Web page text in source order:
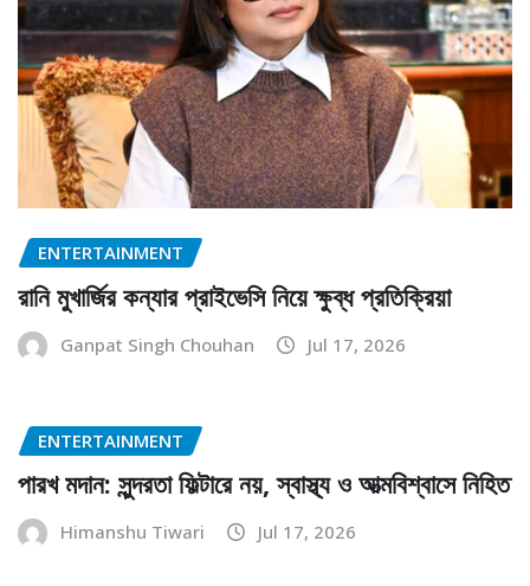
ENTERTAINMENT
রানি মুখার্জির কন্যার প্রাইভেসি নিয়ে ক্ষুব্ধ প্রতিক্রিয়া
Ganpat Singh Chouhan Jul 17, 2026
ENTERTAINMENT
পারখ মদান: সুন্দরতা ফিল্টারে নয়, স্বাস্থ্য ও আত্মবিশ্বাসে নিহিত
Himanshu Tiwari Jul 17, 2026